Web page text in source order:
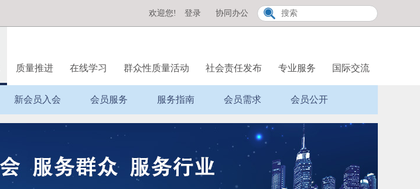
协同办公
欢迎您! 登录
质量推进 在线学习 群众性质量活动 社会责任发布 专业服务 国际交流
新会员入会 会员服务 服务指南 会员需求 会员公开